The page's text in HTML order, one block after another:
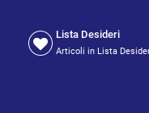
Lista Desideri
Articoli in Lista